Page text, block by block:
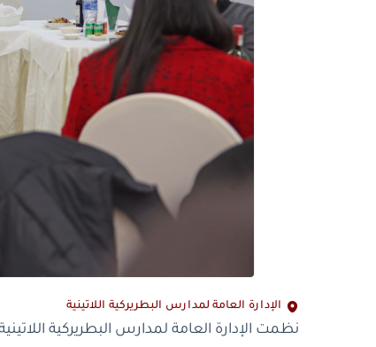
الإدارة العامة لمدارس البطريركية اللاتينية
نظمت الإدارة العامة لمدارس البطريركية